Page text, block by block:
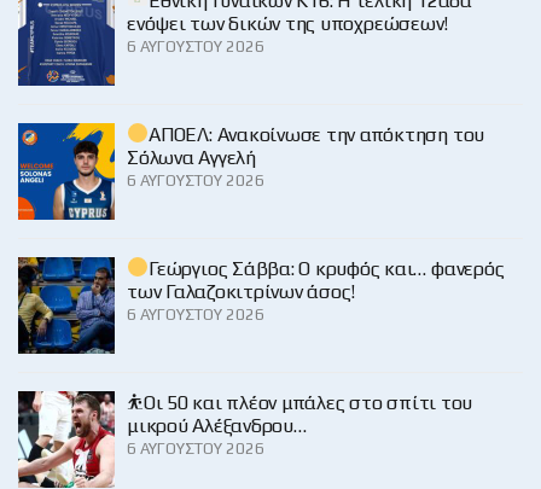
ενόψει των δικών της υποχρεώσεων!
6 ΑΥΓΟΎΣΤΟΥ 2026
ΑΠΟΕΛ: Ανακοίνωσε την απόκτηση του
Σόλωνα Αγγελή
6 ΑΥΓΟΎΣΤΟΥ 2026
Γεώργιος Σάββα: Ο κρυφός και… φανερός
των Γαλαζοκιτρίνων άσος!
6 ΑΥΓΟΎΣΤΟΥ 2026
⛹️Οι 50 και πλέον μπάλες στο σπίτι του
μικρού Αλέξανδρου…
6 ΑΥΓΟΎΣΤΟΥ 2026